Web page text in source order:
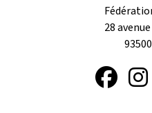
28
93500